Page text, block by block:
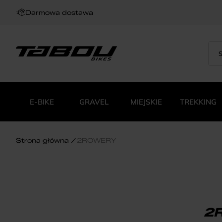
Darmowa dostawa
E-BIKE GRAVEL MIEJSKIE TREKKING
Strona główna 2ROWERY